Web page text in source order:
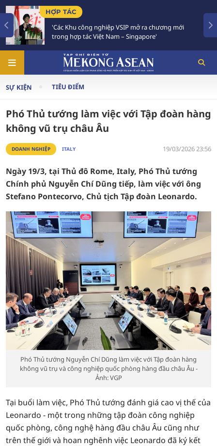
mở ra chương mới
Việt Nam - Thái Lan nhất trí
Chiến lược 'Ba kết nối'
SỰ KIỆN TIÊU ĐIỂM
Phó Thủ tướng làm việc với Tập đoàn hàng
không vũ trụ châu Âu
DOANH NGHIỆP ITALY 19/03/2026 23:56
Ngày 19/3, tại Thủ đô Rome, Italy, Phó Thủ tướng
Chính phủ Nguyễn Chí Dũng tiếp, làm việc với ông
Stefano Pontecorvo, Chủ tịch Tập đoàn Leonardo.
Phó Thủ tướng Nguyễn Chí Dũng làm việc với Tập đoàn hàng
không vũ trụ và công nghiệp quốc phòng hàng đầu châu Âu -
Ảnh: VGP
Tại buổi làm việc, Phó Thủ tướng đánh giá cao vị thế của
Leonardo - một trong những tập đoàn công nghiệp
quốc phòng, công nghệ hàng đầu châu Âu cũng như
trên thế giới và hoan nghênh việc Leonardo đã ký kết